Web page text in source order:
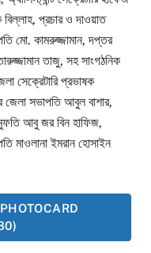
প্রচার ও দাওয়াত
মো. কামরুজ্জামান, দপ্তর
তাজু, সহ সাংগঠনিক
সেক্রেটারি প্রভাষক
সভাপতি আবুল বাশার,
আবু জর বিন হাফিজ,
মাওলানা ইমরান হোসাইন